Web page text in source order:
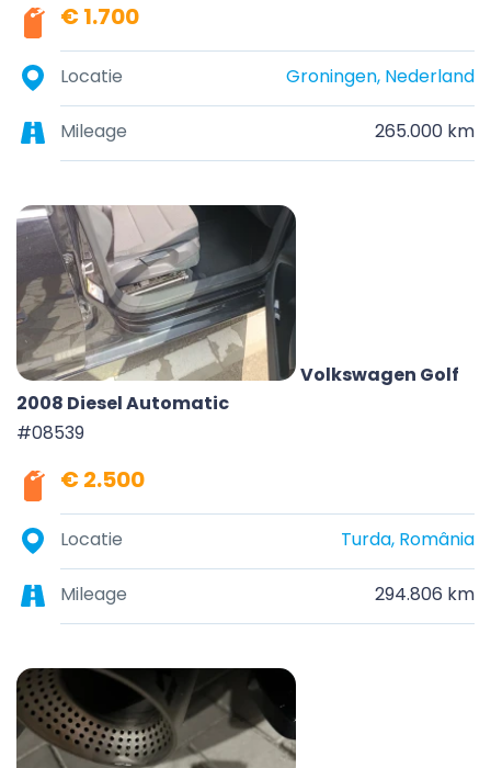
€ 1.700
Locatie Groningen, Nederland
Mileage 265.000 km
Volkswagen Golf
2008 Diesel Automatic
#08539
€ 2.500
Locatie Turda, România
Mileage 294.806 km